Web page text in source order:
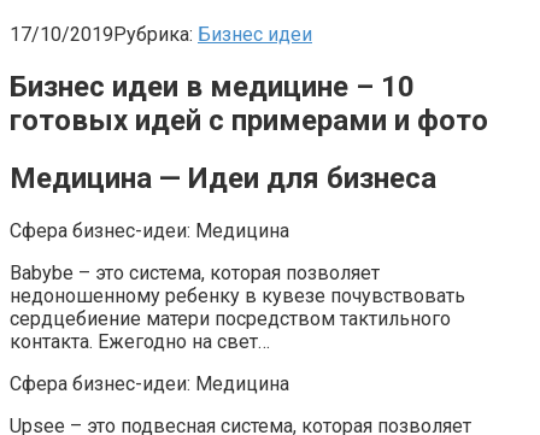
17/10/2019Рубрика: Бизнес идеи
Бизнес идеи в медицине – 10
готовых идей с примерами и фото
Медицина — Идеи для бизнеса
Сфера бизнес-идеи: Медицина
Babybe – это система, которая позволяет
недоношенному ребенку в кувезе почувствовать
сердцебиение матери посредством тактильного
контакта. Ежегодно на свет…
Сфера бизнес-идеи: Медицина
Upsee – это подвесная система, которая позволяет